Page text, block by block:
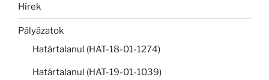
Hírek
Pályázatok
Határtalanul (HAT-18-01-1274)
Határtalanul (HAT-19-01-1039)